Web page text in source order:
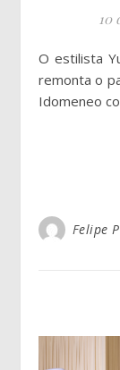
10
O estilista Yuima Nakazato, em sua coleção Unveil,
remonta o
Idomeneo
Felipe